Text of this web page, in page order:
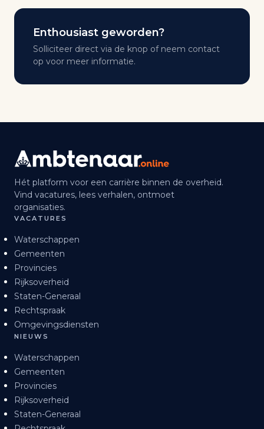
Enthousiast geworden?
Solliciteer direct via de knop of neem contact
op voor meer informatie.
Hét platform voor een carrière binnen de overheid.
Vind vacatures, lees verhalen, ontmoet
organisaties.
VACATURES
Waterschappen
Gemeenten
Provincies
Rijksoverheid
Staten-Generaal
Rechtspraak
Omgevingsdiensten
NIEUWS
Waterschappen
Gemeenten
Provincies
Rijksoverheid
Staten-Generaal